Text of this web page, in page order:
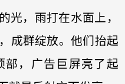
光，雨打在水面上，
成群绽放。他们抬起
部，广告巨屏亮了起